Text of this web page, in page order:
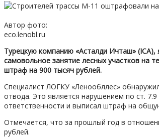
Автор фото:
eco.lenobl.ru
Турецкую компанию «Асталди Ичташ»
самовольное занятие лесных участков на
штраф на 900 тысяч рублей.
Специалист ЛОГКУ «Ленообллес»
отвода. Это является нарушением по ст.
ответственности и выписал штраф на
Отмечается, что за прошлый год в
рублей.